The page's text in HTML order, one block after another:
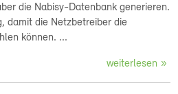
die Nabisy-Datenbank generieren.
damit die Netzbetreiber die
können. ...
weiterlesen